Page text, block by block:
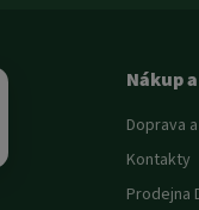
Nákup
Doprava
Kontakty
Prodejna